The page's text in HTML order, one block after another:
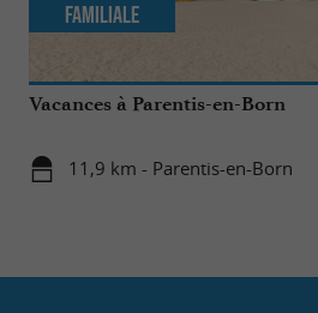
Vacances à Parentis-en-Born
11,9 km - Parentis-en-Born
Familiale